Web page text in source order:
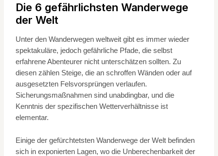
Die 6 gefährlichsten Wanderwege
der Welt
Unter den Wanderwegen weltweit gibt es immer wieder
spektakuläre, jedoch gefährliche Pfade, die selbst
erfahrene Abenteurer nicht unterschätzen sollten. Zu
diesen zählen Steige, die an schroffen Wänden oder auf
ausgesetzten Felsvorsprüngen verlaufen.
Sicherungsmaßnahmen sind unabdingbar, und die
Kenntnis der spezifischen Wetterverhältnisse ist
elementar.
Einige der gefürchtetsten Wanderwege der Welt befinden
sich in exponierten Lagen, wo die Unberechenbarkeit der